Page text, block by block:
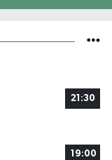
21:30
19:00